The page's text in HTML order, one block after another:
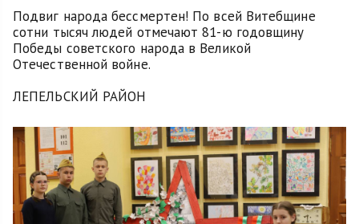
Подвиг народа бессмертен! По всей Витебщине
сотни тысяч людей отмечают 81-ю годовщину
Победы советского народа в Великой
Отечественной войне.
ЛЕПЕЛЬСКИЙ РАЙОН